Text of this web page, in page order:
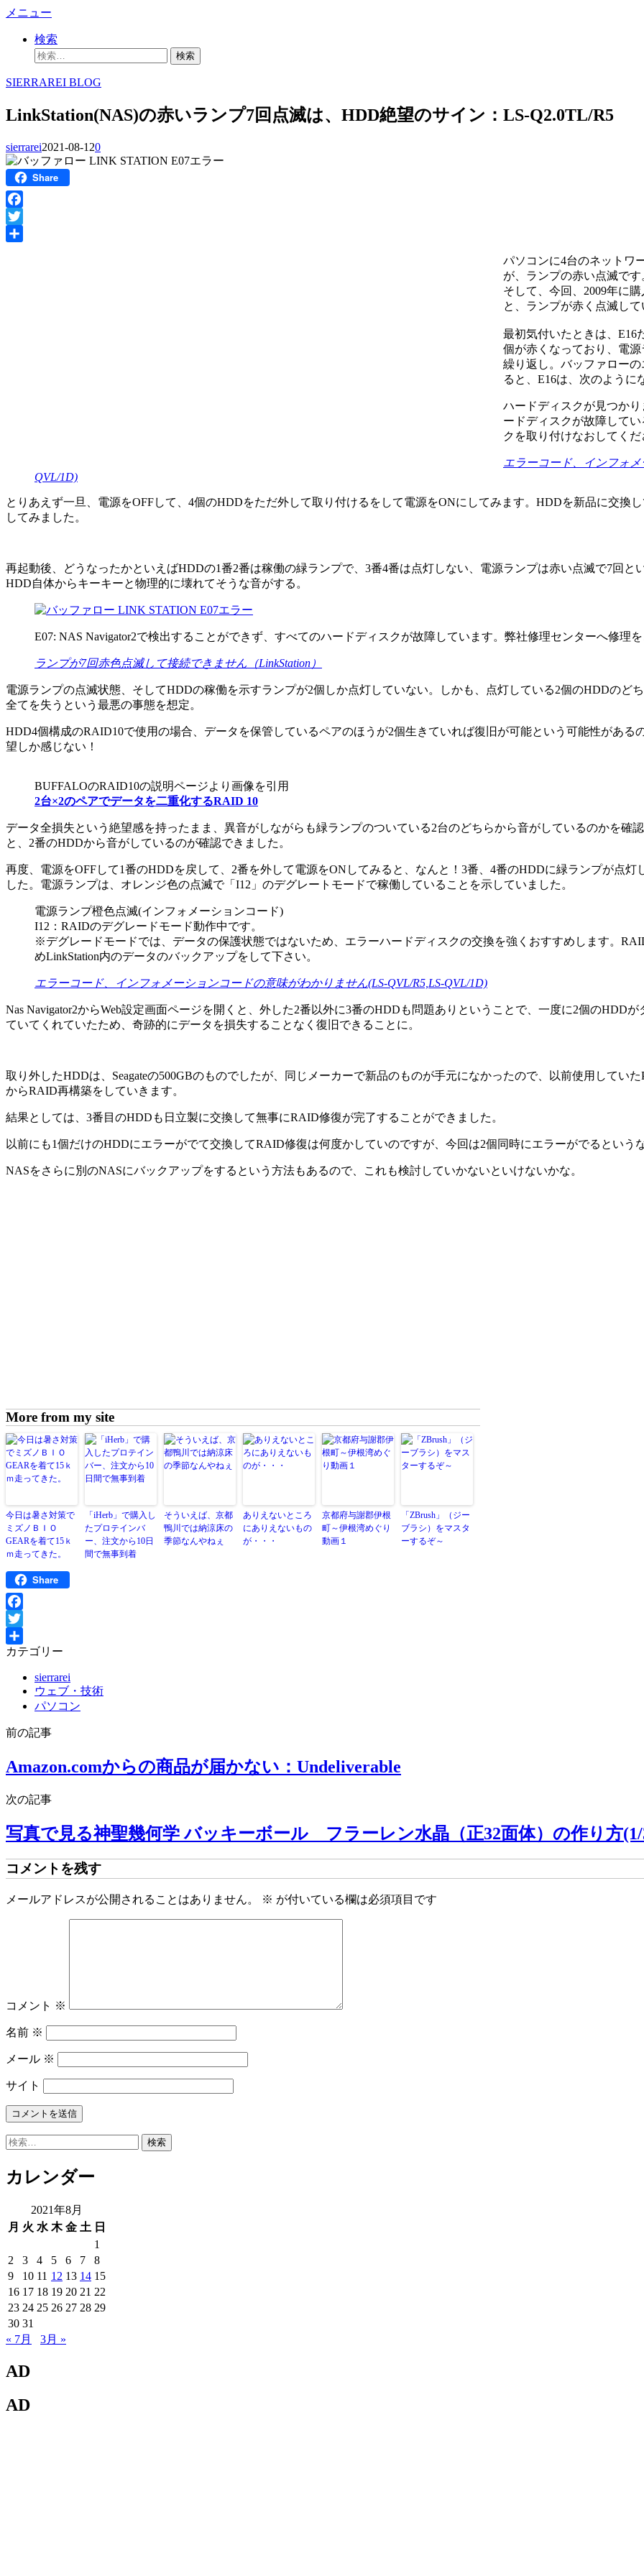
コ
へ
キ
プ
メニュー
検索
検
SIERRAREI BLOG
LinkStation(NAS)の赤いランプ7回点滅は、HDD絶望のサイン：LS-Q2.0TL/R5
sierrarei2021-08-120
Share
Facebook
Twitter
パソコンに4台のネットワ
が、ランプの赤い点滅です
そして、今回、2009年に
と、ランプが赤く点滅して
最初気付いたときは、E16
個が赤くなっており、電
繰り返し。バッファロー
ると、E16は、次のように
ハードディスクが見つか
ードディスクが故障して
クを取り付けなおしてくだ
エラーコード、インフォ
QVL/1D)
とりあえず一旦、電源をOFFして、4個のHDDをただ外して取り付けるをして電源をONにしてみます。HDDを新品に交換
してみました。
再起動後、どうなったかといえばHDDの1番2番は稼働の緑ランプで、3番4番は点灯しない、電源ランプは赤い点滅で7回
HDD自体からキーキーと物理的に壊れてそうな音がする。
E07: NAS Navigator2で検出することができず、すべてのハードディスクが故障しています。弊社修理センターへ修理
ランプが7回赤色点滅して接続できません（LinkStation）
電源ランプの点滅状態、そしてHDDの稼働を示すランプが2個しか点灯していない。しかも、点灯している2個のHDDのど
全てを失うという最悪の事態を想定。
HDD4個構成のRAID10で使用の場合、データを保管しているペアのほうが2個生きていれば復旧が可能という可能性があ
望しか感じない！
BUFFALOのRAID10の説明ページより画像を引用
2台×2のペアでデータを二重化するRAID 10
データ全損失という絶望感を持ったまま、異音がしながらも緑ランプのついている2台のどちらから音がしているのかを確
と、2番のHDDから音がしているのが確認できました。
再度、電源をOFFして1番のHDDを戻して、2番を外して電源をONしてみると、なんと！3番、4番のHDDに緑ランプが点
した。電源ランプは、オレンジ色の点滅で「I12」のデグレートモードで稼働していることを示していました。
電源ランプ橙色点滅(インフォメーションコード)
I12：RAIDのデグレードモード動作中です。
※デグレードモードでは、データの保護状態ではないため、エラーハードディスクの交換を強くおすすめします。
めLinkStation内のデータのバックアップをして下さい。
エラーコード、インフォメーションコードの意味がわかりません(LS-QVL/R5,LS-QVL/1D)
Nas Navigator2からWeb設定画面ページを開くと、外した2番以外に3番のHDDも問題ありということで、一度に2個のHDD
ていてくれていたため、奇跡的にデータを損失することなく復旧できることに。
取り外したHDDは、Seagateの500GBのものでしたが、同じメーカーで新品のものが手元になかったので、以前使用してい
からRAID再構築をしていきます。
結果としては、3番目のHDDも日立製に交換して無事にRAID修復が完了することができました。
以前にも1個だけのHDDにエラーがでて交換してRAID修復は何度かしていのですが、今回は2個同時にエラーがでるという
NASをさらに別のNASにバックアップをするという方法もあるので、これも検討していかないといけないかな。
More from my site
今日は暑さ対策で
ミズノＢＩＯ
GEARを着て15ｋ
ｍ走ってきた。
「iHerb」で購入し
たプロテインバ
ー、注文から10日
間で無事到着
そういえば、京都
鴨川では納涼床の
季節なんやねぇ
ありえないところ
にありえないもの
が・・・
京都府与謝郡伊根
町～伊根湾めぐり
動画１
「ZBrush」（ジー
ブラシ）をマスタ
ーするぞ～
Share
Facebook
Twitter
共
カテゴリー
sierrarei
ウェブ・技術
パソコン
前の記事
Amazon.comからの商品が届かない：Undeliverable
次の記事
写真で見る神聖幾何学 バッキーボール フラーレン水晶（正32面体）の作り方
コメントを残す
メールアドレスが公開されることはありません。 ※ が付いている欄は必須項目です
コメント ※
名前 ※
メール ※
サイト
検
カレンダー
2021年8月
月 火 水 木 金 土 日
1
2
3 4 5 6 7
8
9
10 11 12 13 14 15
16 17 18 19 20 21 22
23 24 25 26 27 28 29
30 31
« 7月
3月 »
AD
AD